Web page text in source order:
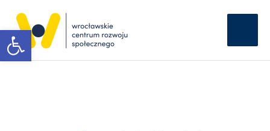
Otwórz pasek narzędzi
treści